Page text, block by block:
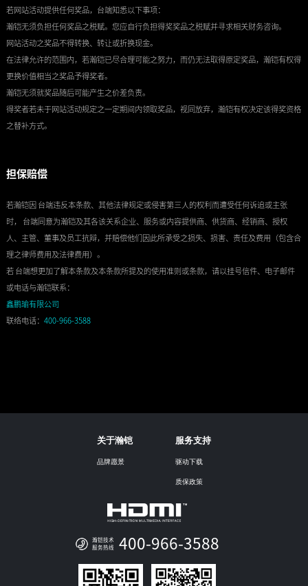
若网站活动提供任何奖品，台端知悉以下事项：
瀚铠无须负担任何奖品之税赋。您应自行负担得奖奖品之税赋并寻求相关财务咨询。
网站活动之奖品不得转换、转让或折换现金。
在法律允许的范围内，若瀚铠已尽合理可能之努力，而仍无法取得原定奖品，瀚铠有权得
更换价值相当之奖品予得奖者。
瀚铠无须就奖品随后可能产生之价差负责。
得奖者若未于网站活动规定之一定期间内领取奖品，视同放弃，瀚铠有权决定该得奖资格
之替补方式。
担保赔偿
若瀚铠因 台端违反本条款、其他法律规定或侵害第三人的权利而遭受任何诉追或主张
时， 台端同意为瀚铠及其各该关系企业、服务或内容提供商、供货商、经销商、授权
人、主管、董事及员工抗辩，并赔偿他们因此所承受之损失、损害、责任及费用（包含合
理之律师费用及法律费用）。
若 台端想更加了解本条款及本条款所提及的使用准则或条款，请以挂号信件、电子邮件
或电话与瀚铠联系：
鑫鹏瑜有限公司
联络电话： 400-966-3588
关于瀚铠
品牌愿景
服务支持
驱动下载
质保政策
瀚铠技术
服务热线
400-966-3588